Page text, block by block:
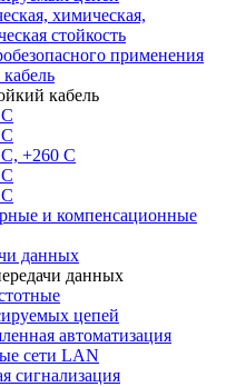
химическая,
стойкость
применения
кабель
+260 С
и компенсационные
данных
данных
цепей
автоматизация
сети LAN
сигнализация